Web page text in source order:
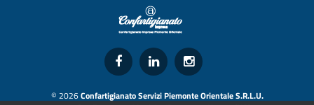
© 2026Confartigianato Servizi Piemonte Orientale S.R.L.U.